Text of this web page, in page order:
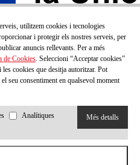
BUTLLETÍ!
utilitzem cookies i tecnologies
i protegir els nostres serveis, per
anuncis rellevants. Per a més
de Cookies. Seleccioni “Acceptar cookies”
cookies que desitja autoritzar. Pot
seu consentiment en qualsevol moment
Analítiques
Més detalls